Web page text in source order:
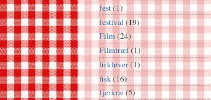
fest(1)
festival(19)
Film(24)
Filmtræf(1)
firkløver(1)
fisk(16)
fjerkræ(5)